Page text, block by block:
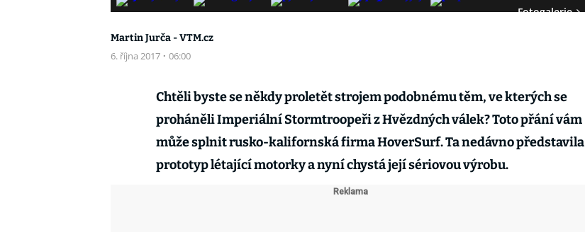
Fotogalerie
Martin Jurča - VTM.cz
6. října 2017 · 06:00
Chtěli byste se někdy proletět strojem podobnému těm, ve kterých se
proháněli Imperiální Stormtroopeři z Hvězdných válek? Toto přání vám
může splnit rusko-kalifornská firma HoverSurf. Ta nedávno představila
prototyp létající motorky a nyní chystá její sériovou výrobu.